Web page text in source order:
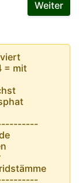
Weiter
= mit